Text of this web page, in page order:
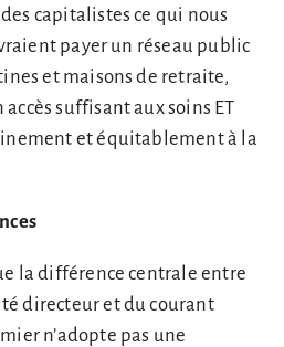
capitalistes ce qui nous
payer un réseau public
et maisons de retraite,
suffisant aux soins ET
et équitablement à la
la différence centrale entre
directeur et du courant
n’adopte pas une